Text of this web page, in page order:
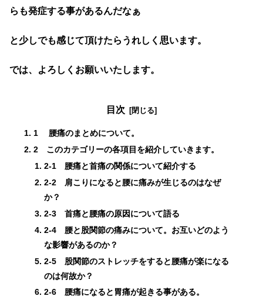
らも発症する事があるんだなぁ
と少しでも感じて頂けたらうれしく思います。
では、よろしくお願いいたします。
目次
1 腰痛のまとめについて。
2 このカテゴリーの各項目を紹介していきます。
2-1 腰痛と首痛の関係について紹介する
2-2 肩こりになると腰に痛みが生じるのはなぜ
か？
2-3 首痛と腰痛の原因について語る
2-4 腰と股関節の痛みについて。お互いどのよう
な影響があるのか？
2-5 股関節のストレッチをすると腰痛が楽になる
のは何故か？
2-6 腰痛になると胃痛が起きる事がある。